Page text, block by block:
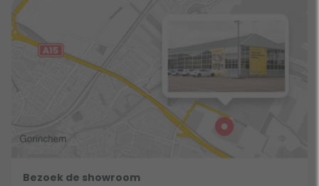
Bezoek de showroom